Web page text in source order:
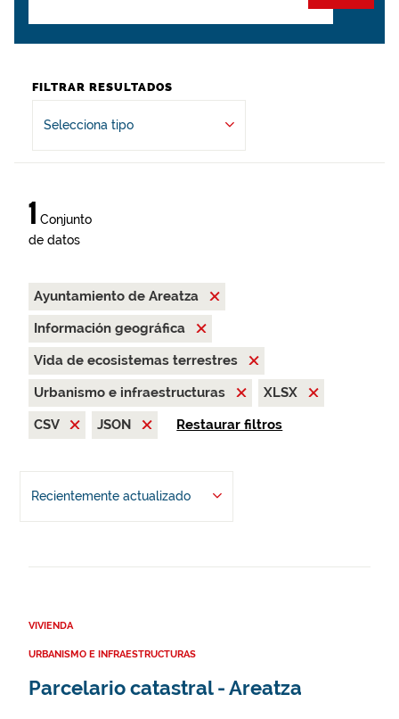
FILTRAR RESULTADOS
Selecciona tipo
1 Conjunto
de datos
Ayuntamiento de Areatza
Información geográfica
Vida de ecosistemas terrestres
Urbanismo e infraestructuras
XLSX
CSV
JSON Restaurar filtros
Recientemente actualizado
VIVIENDA
URBANISMO E INFRAESTRUCTURAS
Parcelario catastral - Areatza